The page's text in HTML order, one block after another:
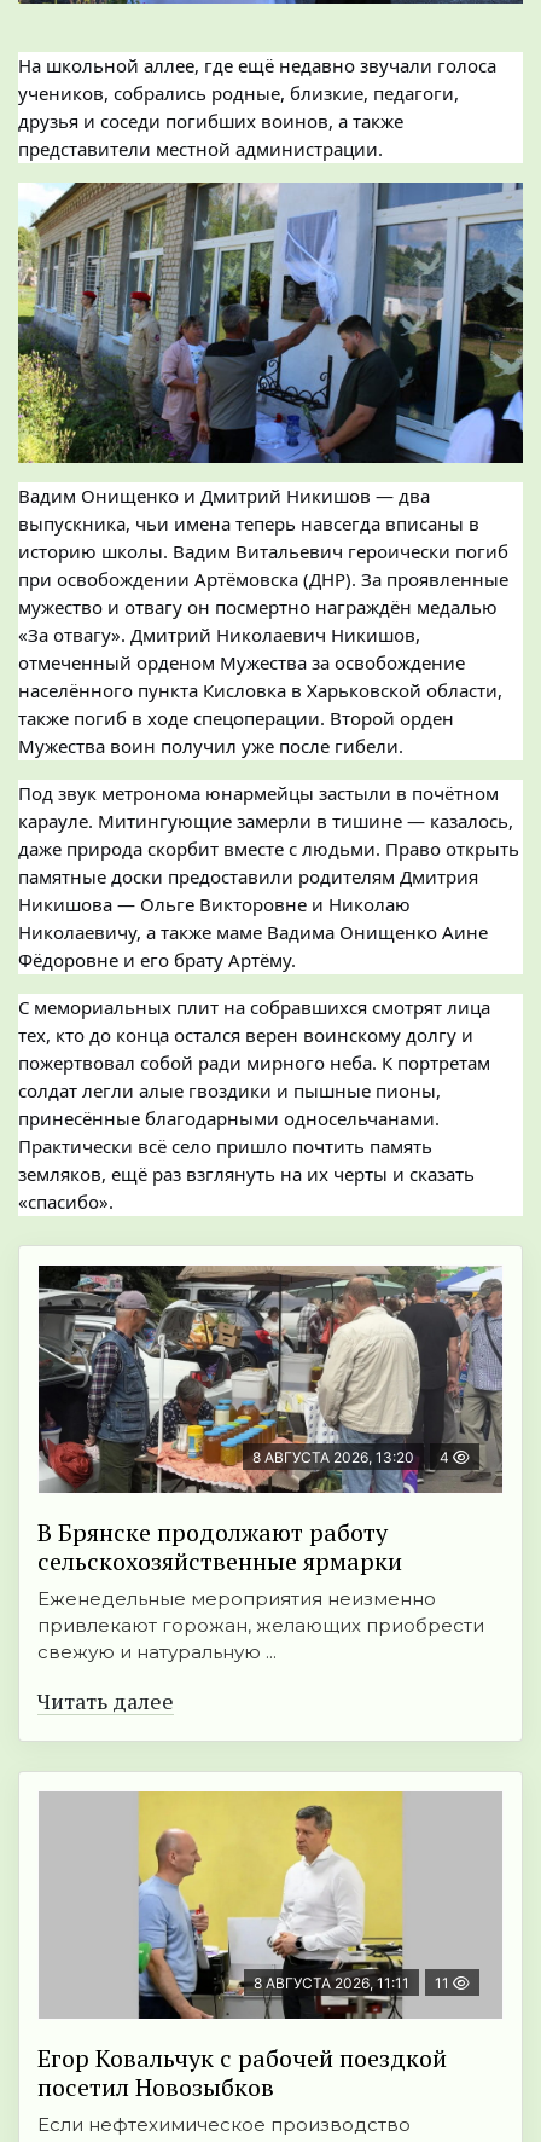
На школьной аллее, где ещё недавно звучали голоса
учеников, собрались родные, близкие, педагоги,
друзья и соседи погибших воинов, а также
представители местной администрации.
Вадим Онищенко и Дмитрий Никишов — два
выпускника, чьи имена теперь навсегда вписаны в
историю школы. Вадим Витальевич героически погиб
при освобождении Артёмовска (ДНР). За проявленные
мужество и отвагу он посмертно награждён медалью
«За отвагу». Дмитрий Николаевич Никишов,
отмеченный орденом Мужества за освобождение
населённого пункта Кисловка в Харьковской области,
также погиб в ходе спецоперации. Второй орден
Мужества воин получил уже после гибели.
Под звук метронома юнармейцы застыли в почётном
карауле. Митингующие замерли в тишине — казалось,
даже природа скорбит вместе с людьми. Право открыть
памятные доски предоставили родителям Дмитрия
Никишова — Ольге Викторовне и Николаю
Николаевичу, а также маме Вадима Онищенко Аине
Фёдоровне и его брату Артёму.
С мемориальных плит на собравшихся смотрят лица
тех, кто до конца остался верен воинскому долгу и
пожертвовал собой ради мирного неба. К портретам
солдат легли алые гвоздики и пышные пионы,
принесённые благодарными односельчанами.
Практически всё село пришло почтить память
земляков, ещё раз взглянуть на их черты и сказать
«спасибо».
8 АВГУСТА 2026, 13:20 4
В Брянске продолжают работу
сельскохозяйственные ярмарки
Еженедельные мероприятия неизменно
привлекают горожан, желающих приобрести
свежую и натуральную ...
Читать далее
8 АВГУСТА 2026, 11:11 11
Егор Ковальчук с рабочей поездкой
посетил Новозыбков
Если нефтехимическое производство